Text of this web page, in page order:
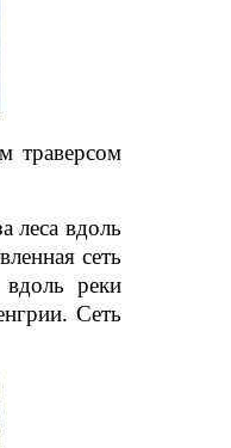
траверсом
леса вдоль
сеть
вдоль реки
Сеть